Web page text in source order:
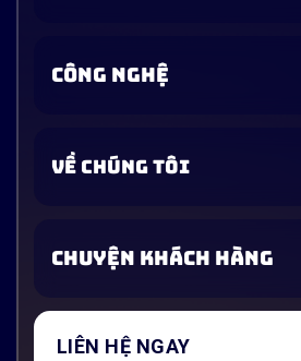
CÔNG NGHỆ
VỀ CHÚNG TÔI
CHUYỆN KHÁCH HÀNG
LIÊN HỆ NGAY